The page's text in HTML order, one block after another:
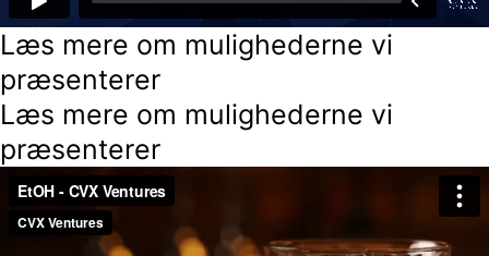
Læs mere om mulighederne vi
præsenterer
Læs mere om mulighederne vi
præsenterer